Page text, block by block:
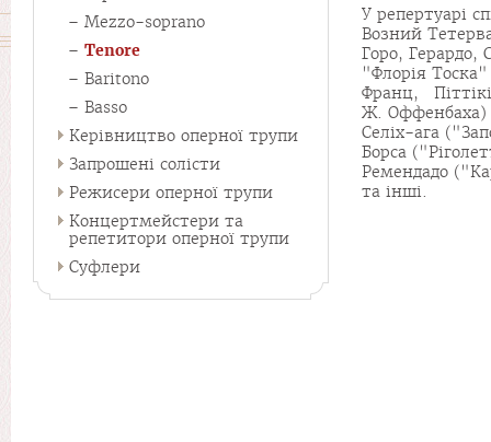
Mezzo-soprano
Tenore
Baritono
Basso
Керівництво оперної трупи
Запрошені солісти
Режисери оперної трупи
Концертмейстери та
репетитори оперної трупи
Суфлери
У репертуарі
Возний
Горо,
"Флорія
Франц,
Ж. Оффенбаха)
Селіх-ага
Борса
Ремендадо
та інші.